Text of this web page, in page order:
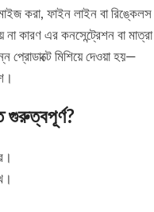
করা, ফাইন লাইন বা রিঙ্কেলস
কারণ এর কনসেন্ট্রেশন বা মাত্রা
প্রোডাক্টে মিশিয়ে দেওয়া হয়—
গুরুত্বপূর্ণ?